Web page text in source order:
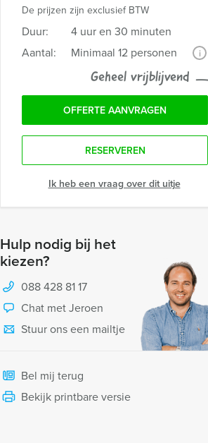
De prijzen zijn exclusief BTW
Duur:
4 uur en 30 minuten
Aantal:
Minimaal 12 personen i
Geheel vrijblijvend
OFFERTE AANVRAGEN
RESERVEREN
Ik heb een vraag over dit uitje
Hulp nodig bij het
kiezen?
088 428 81 17
Chat met Jeroen
Stuur ons een mailtje
Bel mij terug
Bekijk printbare versie